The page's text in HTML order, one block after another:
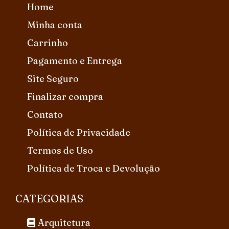
Home
Minha conta
Carrinho
Pagamento e Entrega
Site Seguro
Finalizar compra
Contato
Política de Privacidade
Termos de Uso
Política de Troca e Devolução
CATEGORIAS
Arquitetura